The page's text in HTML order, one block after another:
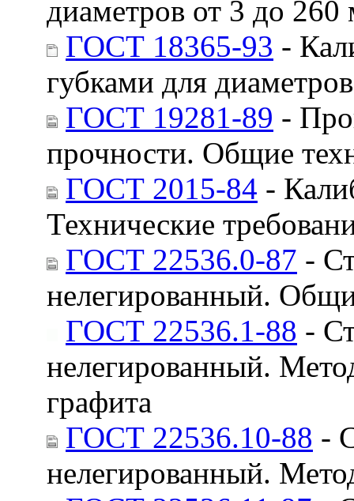
диаметров от 3 до
ГОСТ 18365-93 -
губками для
ГОСТ 19281-89 -
прочности. Общие
ГОСТ 2015-84 -
Технические
ГОСТ 22536.0-87 -
нелегированный.
ГОСТ 22536.1-88 -
нелегированный.
графита
ГОСТ 22536.10-88 -
нелегированный.